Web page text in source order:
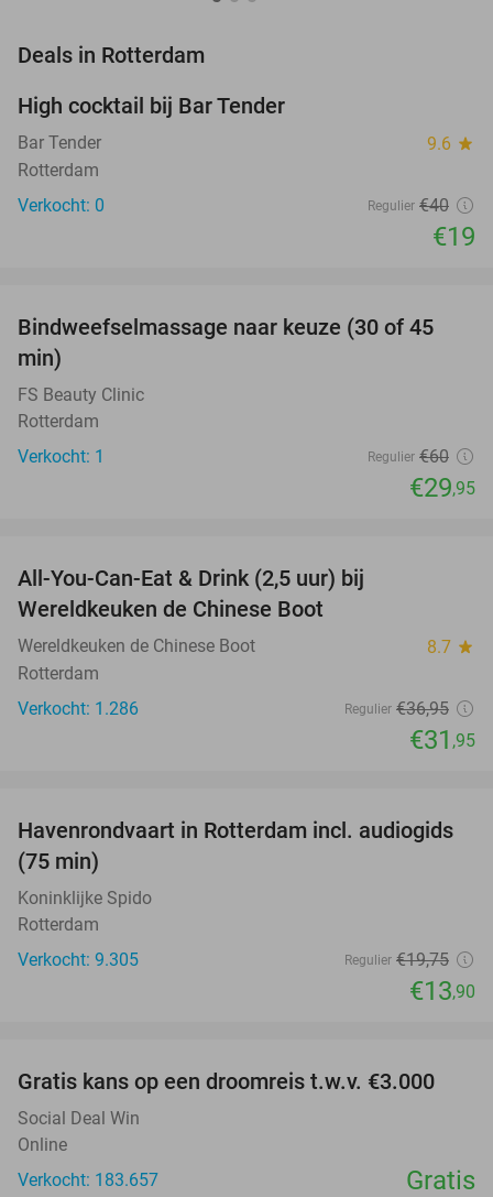
Deals in Rotterdam
TODAY
High cocktail bij Bar Tender
Bar Tender 9.6 star
Rotterdam
Verkocht: 0
Regulier €40
€19
50%
TODAY
Bindweefselmassage naar keuze (30 of 45
min)
FS Beauty Clinic
Rotterdam
Verkocht: 1
Regulier €60
€29,95
All-You-Can-Eat & Drink (2,5 uur) bij
Wereldkeuken de Chinese Boot
Wereldkeuken de Chinese Boot 8.7 star
Rotterdam
Verkocht: 1.286
Regulier €36,95
€31 ,95
30%
Havenrondvaart in Rotterdam incl. audiogids
(75 min)
Koninklijke Spido
Rotterdam
Verkocht: 9.305
Regulier €19,75
€13,90
Gratis kans op een droomreis t.w.v. €3.000
Social Deal Win
Online
Verkocht: 183.657
Gratis